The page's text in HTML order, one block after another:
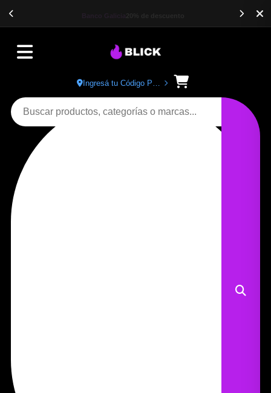
Buscar productos
Ingresá tu Código Postal